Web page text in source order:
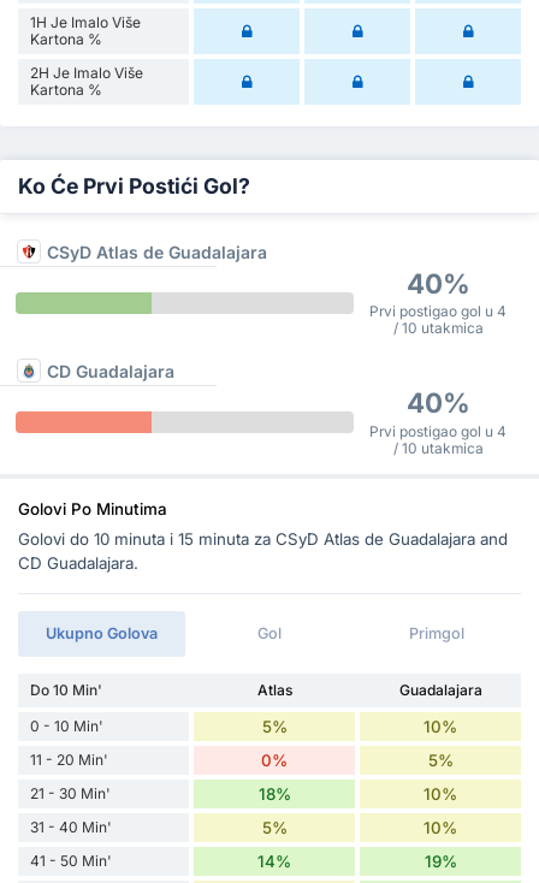
1H Je Imalo Više
Kartona %
2H Je Imalo Više
Kartona %
Ko Će Prvi Postići Gol?
CSyD Atlas de Guadalajara
40%
Prvi postigao gol u 4
/ 10 utakmica
CD Guadalajara
40%
Prvi postigao gol u 4
/ 10 utakmica
Golovi Po Minutima
Golovi do 10 minuta i 15 minuta za CSyD Atlas de Guadalajara and
CD Guadalajara.
Ukupno Golova Gol Primgol
Do 10 Min' Atlas
Guadalajara
0 - 10 Min'
5% 10%
11 - 20 Min' 0% 5%
21 - 30 Min' 18% 10%
31 - 40 Min' 5% 10%
41 - 50 Min' 14% 19%